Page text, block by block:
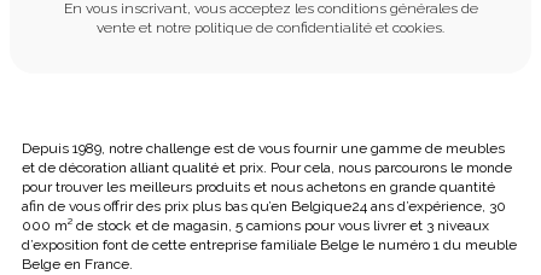
En vous inscrivant, vous acceptez les conditions générales de
vente et notre politique de confidentialité et cookies.
Depuis 1989, notre challenge est de vous fournir une gamme de meubles
et de décoration alliant qualité et prix. Pour cela, nous parcourons le monde
pour trouver les meilleurs produits et nous achetons en grande quantité
afin de vous offrir des prix plus bas qu’en Belgique24 ans d’expérience, 30
000 m² de stock et de magasin, 5 camions pour vous livrer et 3 niveaux
d’exposition font de cette entreprise familiale Belge le numéro 1 du meuble
Belge en France.